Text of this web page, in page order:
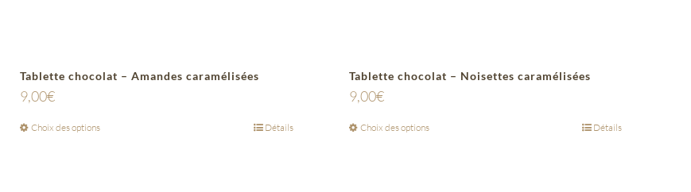
Tablette chocolat – Amandes caramélisées
9,00€
Choix des options Détails
Tablette chocolat – Noisettes caramélisées
9,00€
Choix des options Détails